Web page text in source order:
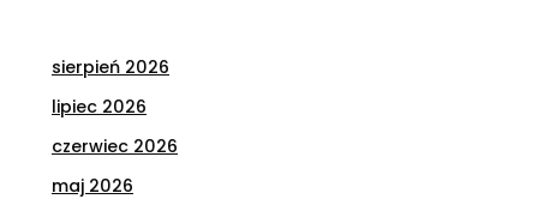
sierpień 2026
lipiec 2026
czerwiec 2026
maj 2026